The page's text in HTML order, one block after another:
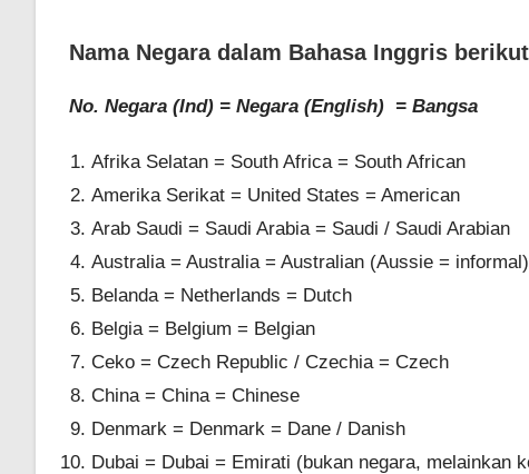
Nama Negara dalam Bahasa Inggris
No. Negara (Ind) = Negara (English) = Bangsa
Afrika Selatan = South Africa = South African
Amerika Serikat = United States = American
Arab Saudi = Saudi Arabia = Saudi / Saudi Arabian
Australia = Australia = Australian (Aussie = informal)
Belanda = Netherlands = Dutch
Belgia = Belgium = Belgian
Ceko = Czech Republic / Czechia = Czech
China = China = Chinese
Denmark = Denmark = Dane / Danish
Dubai = Dubai = Emirati (bukan negara, melainkan